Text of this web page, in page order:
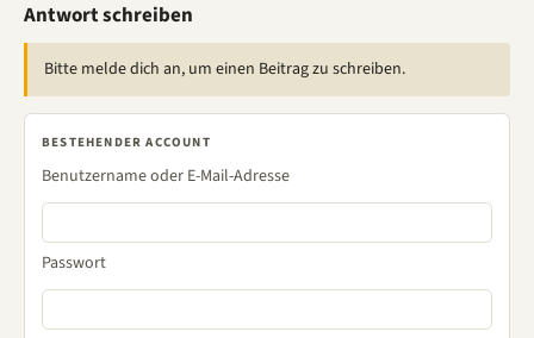
Antwort schreiben
Bitte melde dich an, um einen Beitrag zu schreiben.
BESTEHENDER ACCOUNT
Benutzername oder E-Mail-Adresse
Passwort